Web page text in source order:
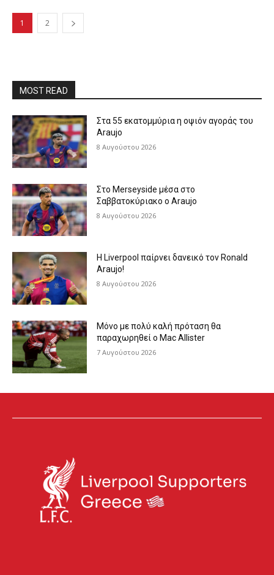
1 2
MOST READ
Στα 55 εκατομμύρια η οψιόν αγοράς του
Araujo
8 Αυγούστου 2026
Στο Merseyside μέσα στο
Σαββατοκύριακο ο Araujo
8 Αυγούστου 2026
Η Liverpool παίρνει δανεικό τον Ronald
Araujo!
8 Αυγούστου 2026
Μόνο με πολύ καλή πρόταση θα
παραχωρηθεί ο Mac Allister
7 Αυγούστου 2026